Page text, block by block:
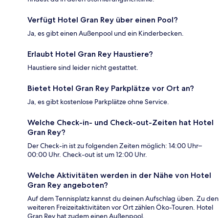
Verfügt Hotel Gran Rey über einen Pool?
Ja, es gibt einen Außenpool und ein Kinderbecken.
Erlaubt Hotel Gran Rey Haustiere?
Haustiere sind leider nicht gestattet.
Bietet Hotel Gran Rey Parkplätze vor Ort an?
Ja, es gibt kostenlose Parkplätze ohne Service.
Welche Check-in- und Check-out-Zeiten hat Hotel
Gran Rey?
Der Check-in ist zu folgenden Zeiten möglich: 14:00 Uhr–
00:00 Uhr. Check-out ist um 12:00 Uhr.
Welche Aktivitäten werden in der Nähe von Hotel
Gran Rey angeboten?
Auf dem Tennisplatz kannst du deinen Aufschlag üben. Zu den
weiteren Freizeitaktivitäten vor Ort zählen Öko-Touren. Hotel
Gran Rey hat zudem einen Außenpool.